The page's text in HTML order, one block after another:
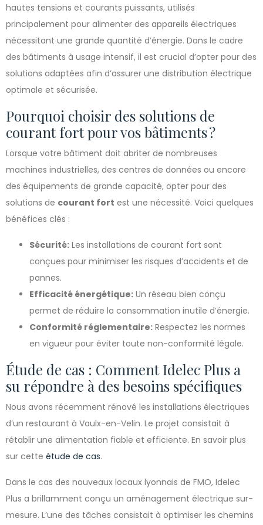
hautes tensions et courants puissants, utilisés
principalement pour alimenter des appareils électriques
nécessitant une grande quantité d’énergie. Dans le cadre
des bâtiments à usage intensif, il est crucial d’opter pour des
solutions adaptées afin d’assurer une distribution électrique
optimale et sécurisée.
Pourquoi choisir des solutions de
courant fort pour vos bâtiments ?
Lorsque votre bâtiment doit abriter de nombreuses
machines industrielles, des centres de données ou encore
des équipements de grande capacité, opter pour des
solutions de courant fort est une nécessité. Voici quelques
bénéfices clés :
Sécurité: Les installations de courant fort sont
conçues pour minimiser les risques d’accidents et de
pannes.
Efficacité énergétique: Un réseau bien conçu
permet de réduire la consommation inutile d’énergie.
Conformité réglementaire: Respectez les normes
en vigueur pour éviter toute non-conformité légale.
Étude de cas : Comment Idelec Plus a
su répondre à des besoins spécifiques
Nous avons récemment rénové les installations électriques
d’un restaurant à Vaulx-en-Velin. Le projet consistait à
rétablir une alimentation fiable et efficiente. En savoir plus
sur cette étude de cas.
Dans le cas des nouveaux locaux lyonnais de FMO, Idelec
Plus a brillamment conçu un aménagement électrique sur-
mesure. L’une des tâches consistait à optimiser les chemins